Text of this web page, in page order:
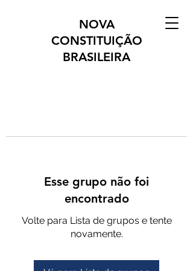
NOVA
CONSTITUIÇÃO
BRASILEIRA
Esse grupo não foi
encontrado
Volte para Lista de grupos e tente
novamente.